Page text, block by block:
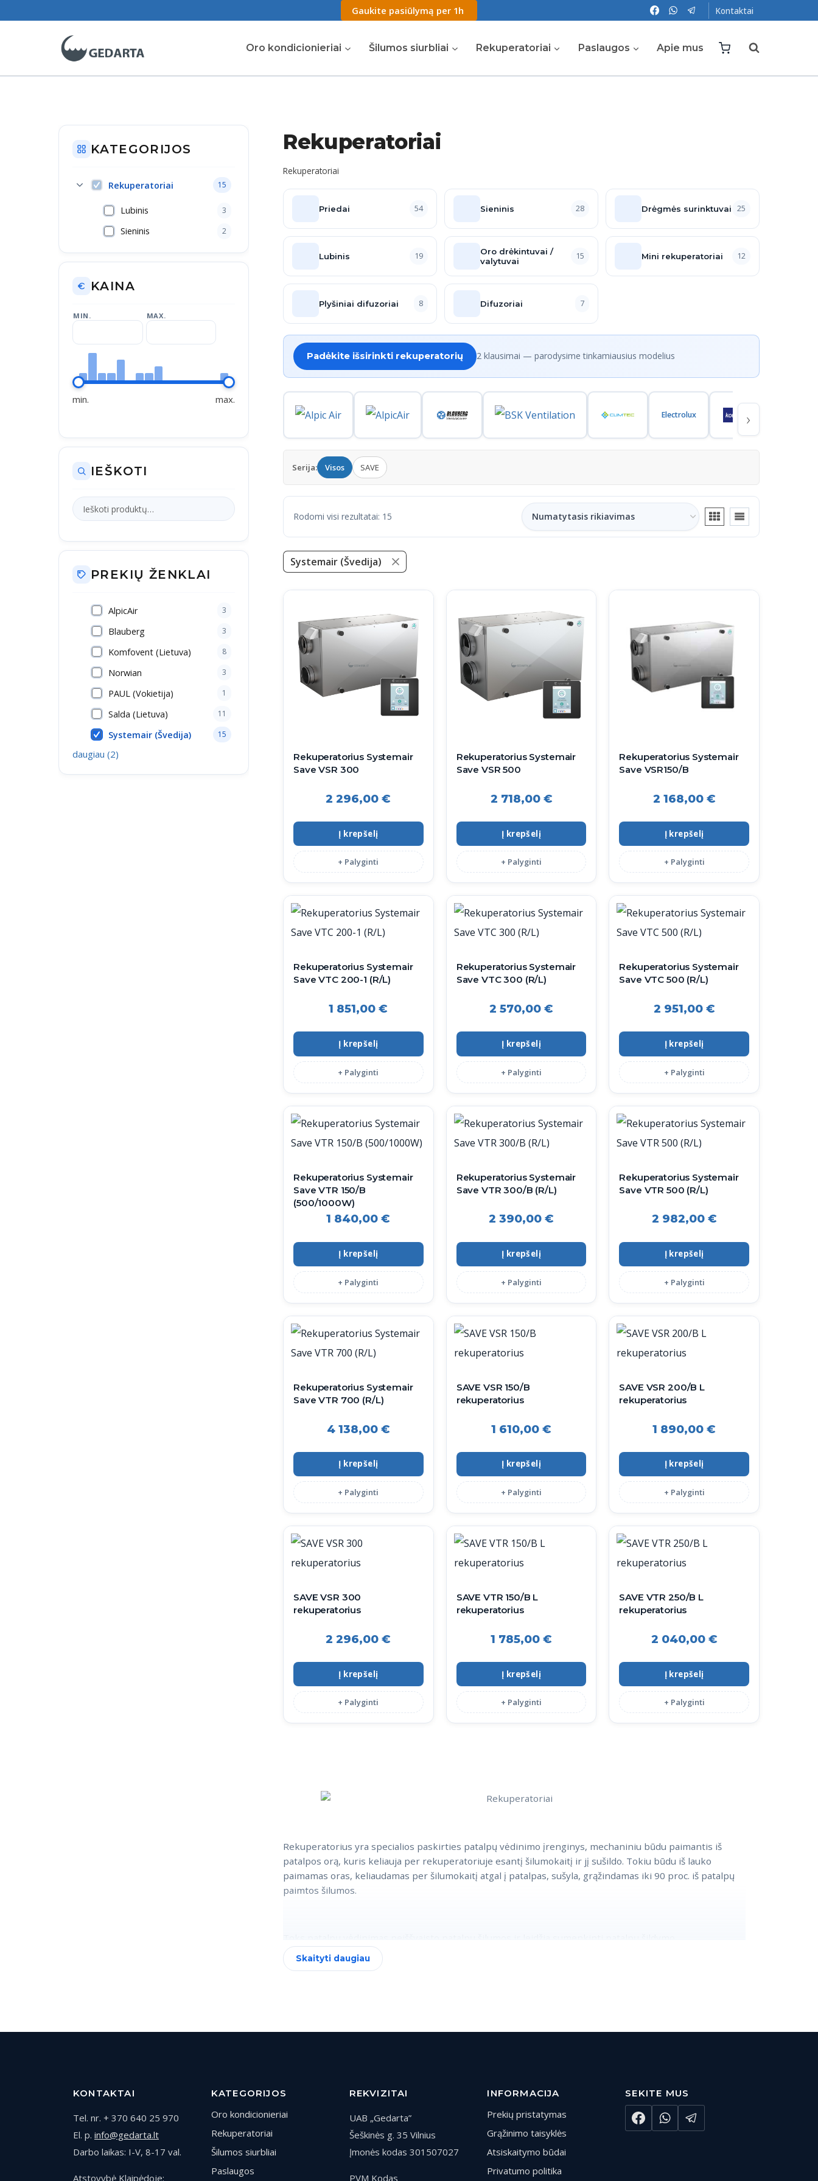
Gaukite pasiūlymą per 1h Kontaktai
Oro kondicionieriai Šilumos siurbliai Rekuperatoriai Paslaugos Apie mus
Rekuperatoriai
Rekuperatoriai
Priedai 54 Sieninis 28 Drėgmės surinktuvai 25
Lubinis 19
Oro drėkintuvai /
valytuvai
15 Mini rekuperatoriai 12
Plyšiniai difuzoriai 8 Difuzoriai 7
Padėkite išsirinkti rekuperatorių 2 klausimai — parodysime tinkamiausius modelius
Electrolux ›
Serija: Visos SAVE
Rodomi visi rezultatai: 15
Systemair (Švedija)
Rekuperatorius Systemair
Save VSR 300
2 296,00€
Į krepšelį
+ Palyginti
Rekuperatorius Systemair
Save VSR 500
2 718,00 €
Į krepšelį
+ Palyginti
Rekuperatorius Systemair
Save VSR150/B
2 168,00 €
Į krepšelį
+ Palyginti
Rekuperatorius Systemair
Save VTC 200-1 (R/L)
1 851,00€
Į krepšelį
+ Palyginti
Rekuperatorius Systemair
Save VTC 300 (R/L)
2 570,00€
Į krepšelį
+ Palyginti
Rekuperatorius Systemair
Save VTC 500 (R/L)
2 951,00 €
Į krepšelį
+ Palyginti
Rekuperatorius Systemair
Save VTR 150/B
(500/1000W)
1 840,00€
Į krepšelį
+ Palyginti
Rekuperatorius Systemair
Save VTR 300/B (R/L)
2 390,00€
Į krepšelį
+ Palyginti
Rekuperatorius Systemair
Save VTR 500 (R/L)
2 982,00 €
Į krepšelį
+ Palyginti
Rekuperatorius Systemair
Save VTR 700 (R/L)
4 138,00 €
Į krepšelį
+ Palyginti
SAVE VSR 150/B
rekuperatorius
1 610,00€
Į krepšelį
+ Palyginti
SAVE VSR 200/B L
rekuperatorius
1 890,00€
Į krepšelį
+ Palyginti
SAVE VSR 300
rekuperatorius
2 296,00€
Į krepšelį
+ Palyginti
SAVE VTR 150/B L
rekuperatorius
1 785,00€
Į krepšelį
+ Palyginti
SAVE VTR 250/B L
rekuperatorius
2 040,00 €
Į krepšelį
+ Palyginti
Rekuperatorius yra specialios paskirties patalpų vėdinimo įrenginys, mechaniniu būdu paimantis iš
patalpos orą, kuris keliauja per rekuperatoriuje esantį šilumokaitį ir jį sušildo. Tokiu būdu iš lauko
paimamas oras, keliaudamas per šilumokaitį atgal į patalpas, sušyla, grąžindamas iki 90 proc. iš patalpų
paimtos šilumos.
Toks patalpų vėdinimas neiššvaisto patalpų šilumos ir leidžia sumenkinti patalpų šildymo
išlaidas. Šiandieniniai būstai turi daug kambarių, koridorių, kampų ir kitų vietų, kuriose gali atsirasti
drėgmė ir formuotis pelėsis.
suteikia daugiau dienos metu reikalingos energijos, pagerina miego kokybę ir nuotaiką,
Skaityti daugiau
KATEGORIJOS
Rekuperatoriai 15
Lubinis 3
Sieninis 2
KAINA
MIN. MAX.
min. max.
IEŠKOTI
PREKIŲ ŽENKLAI
AlpicAir 3
Blauberg 3
Komfovent (Lietuva) 8
Norwian 3
PAUL (Vokietija) 1
Salda (Lietuva) 11
Systemair (Švedija) 15
daugiau (2)
KONTAKTAI
Tel. nr. + 370 640 25 970
El. p. info@gedarta.lt
Darbo laikas: I-V, 8-17 val.
Atstovybė Klaipėdoje:
KATEGORIJOS
Oro kondicionieriai
Rekuperatoriai
Šilumos siurbliai
Paslaugos
REKVIZITAI
UAB „Gedarta”
Šeškinės g. 35 Vilnius
Įmonės kodas 301507027
PVM Kodas
INFORMACIJA
Prekių pristatymas
Grąžinimo taisyklės
Atsiskaitymo būdai
Privatumo politika
SEKITE MUS